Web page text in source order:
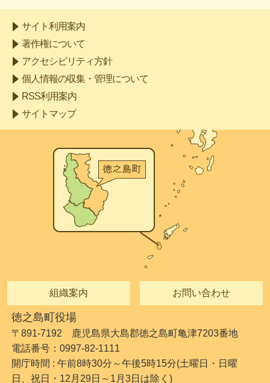
サイト利用案内
著作権について
アクセシビリティ方針
個人情報の収集・管理について
RSS利用案内
サイトマップ
組織案内 お問い合わせ
徳之島町役場
〒891-7192 鹿児島県大島郡徳之島町亀津7203番地
電話番号：0997-82-1111
開庁時間 : 午前8時30分～午後5時15分(土曜日・日曜
日、祝日・12月29日～1月3日は除く)